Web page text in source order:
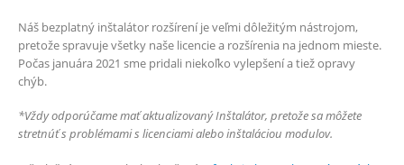
Náš bezplatný inštalátor rozšírení je veľmi dôležitým nástrojom,
pretože spravuje všetky naše licencie a rozšírenia na jednom mieste.
Počas januára 2021 sme pridali niekoľko vylepšení a tiež opravy
chýb.
*Vždy odporúčame mať aktualizovaný Inštalátor, pretože sa môžete
stretnúť s problémami s licenciami alebo inštaláciou modulov.